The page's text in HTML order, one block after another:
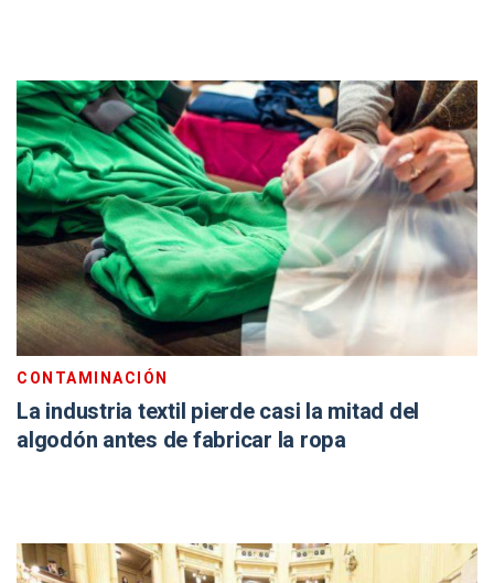
CONTAMINACIÓN
La industria textil pierde casi la mitad del
algodón antes de fabricar la ropa